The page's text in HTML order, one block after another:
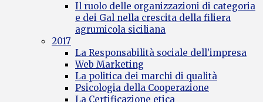
Il ruolo delle organizzazioni di categoria
e dei Gal nella crescita della filiera
agrumicola siciliana
2017
La Responsabilità sociale dell’impresa
Web Marketing
La politica dei marchi di qualità
Psicologia della Cooperazione
La Certificazione etica